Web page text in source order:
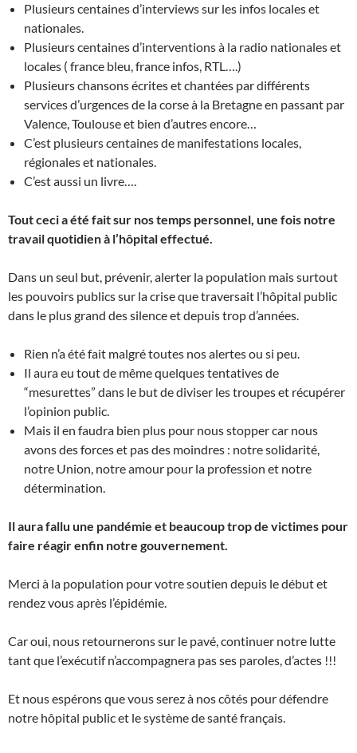
Plusieurs centaines d’interviews sur les infos locales et
nationales.
Plusieurs centaines d’interventions à la radio nationales et
locales ( france bleu, france infos, RTL….)
Plusieurs chansons écrites et chantées par différents
services d’urgences de la corse à la Bretagne en passant par
Valence, Toulouse et bien d’autres encore…
C’est plusieurs centaines de manifestations locales,
régionales et nationales.
C’est aussi un livre….
Tout ceci a été fait sur nos temps personnel, une fois notre
travail quotidien à l’hôpital effectué.
Dans un seul but, prévenir, alerter la population mais surtout
les pouvoirs publics sur la crise que traversait l’hôpital public
dans le plus grand des silence et depuis trop d’années.
Rien n’a été fait malgré toutes nos alertes ou si peu.
Il aura eu tout de même quelques tentatives de
“mesurettes” dans le but de diviser les troupes et récupérer
l’opinion public.
Mais il en faudra bien plus pour nous stopper car nous
avons des forces et pas des moindres : notre solidarité,
notre Union, notre amour pour la profession et notre
détermination.
Il aura fallu une pandémie et beaucoup trop de victimes pour
faire réagir enfin notre gouvernement.
Merci à la population pour votre soutien depuis le début et
rendez vous après l’épidémie.
Car oui, nous retournerons sur le pavé, continuer notre lutte
tant que l’exécutif n’accompagnera pas ses paroles, d’actes !!!
Et nous espérons que vous serez à nos côtés pour défendre
notre hôpital public et le système de santé français.